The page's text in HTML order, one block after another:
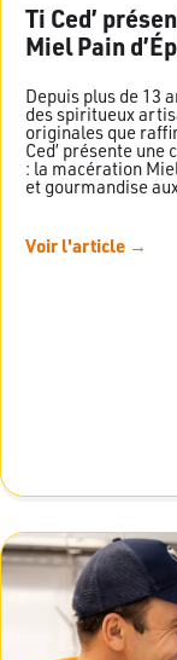
Ti Ced’
Miel Pain
Depuis plus de 13
des spiritueux
originales que
Ced’ présente
: la macération
et gourmandise
Voir l'article →